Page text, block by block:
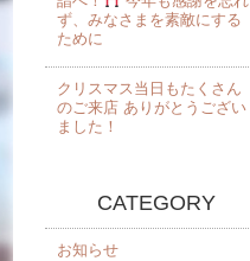
ず、みなさまを素敵にする
ために
クリスマス当日もたくさん
のご来店 ありがとうござい
ました！️
CATEGORY
お知らせ